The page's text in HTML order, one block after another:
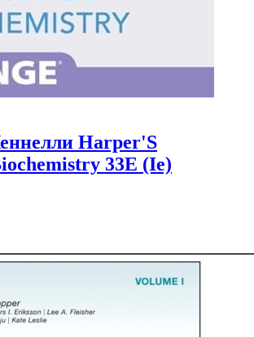
Harper'S
33E (Ie)